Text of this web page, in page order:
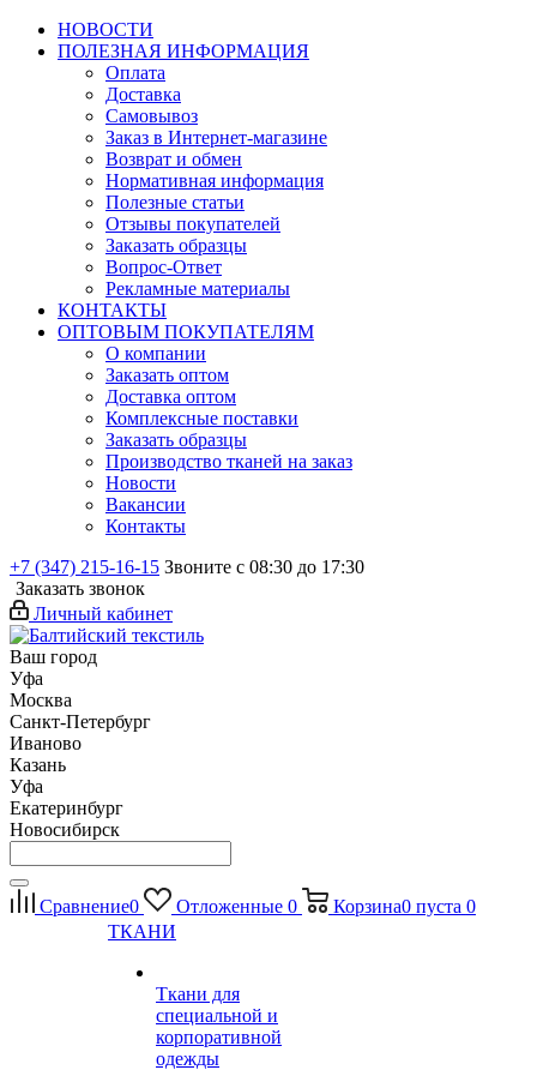
НОВОСТИ
ПОЛЕЗНАЯ ИНФОРМАЦИЯ
Оплата
Доставка
Самовывоз
Заказ в Интернет-магазине
Возврат и обмен
Нормативная информация
Полезные статьи
Отзывы покупателей
Заказать образцы
Вопрос-Ответ
Рекламные материалы
КОНТАКТЫ
ОПТОВЫМ ПОКУПАТЕЛЯМ
О компании
Заказать оптом
Доставка оптом
Комплексные поставки
Заказать образцы
Производство тканей на заказ
Новости
Вакансии
Контакты
+7 (347) 215-16-15 Звоните с 08:30 до 17:30
Заказать звонок
Личный кабинет
Ваш город
Уфа
Москва
Санкт-Петербург
Иваново
Казань
Уфа
Екатеринбург
Новосибирск
Сравнение0 Отложенные 0 Корзина0 пуста 0
ТКАНИ
Ткани для
специальной и
корпоративной
одежды